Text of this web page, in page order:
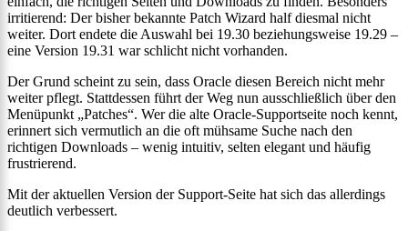
irritierend: Der bisher bekannte Patch Wizard half diesmal nicht
weiter. Dort endete die Auswahl bei 19.30 beziehungsweise 19.29 –
eine Version 19.31 war schlicht nicht vorhanden.
Der Grund scheint zu sein, dass Oracle diesen Bereich nicht mehr
weiter pflegt. Stattdessen führt der Weg nun ausschließlich über den
Menüpunkt „Patches“. Wer die alte Oracle-Supportseite noch kennt,
erinnert sich vermutlich an die oft mühsame Suche nach den
richtigen Downloads – wenig intuitiv, selten elegant und häufig
frustrierend.
Mit der aktuellen Version der Support-Seite hat sich das allerdings
deutlich verbessert.